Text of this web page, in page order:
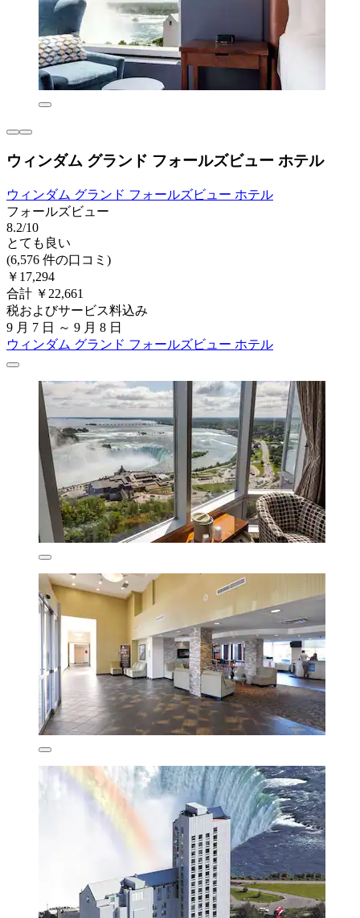
ウィンダム グランド フォールズビュー ホテル
ウィンダム グランド フォールズビュー ホテル
フォールズビュー
8.2/10
とても良い
(6,576 件の口コミ)
￥17,294
合計 ￥22,661
税およびサービス料込み
9 月 7 日 ～ 9 月 8 日
ウィンダム グランド フォールズビュー ホテル